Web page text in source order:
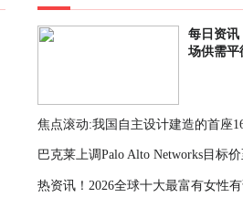
每日资讯
场供需平
焦点滚动:我国自主设计建造的首座
成功接入陆丰油田电网
巴克莱上调Palo Alto Networks目标
热资讯！2026全球十大最富有女性